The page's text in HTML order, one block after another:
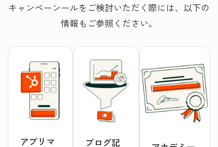
キャンペーンールをご検討いただく際には、以下の
情報もご参照ください。
アプリマ
ブログ記